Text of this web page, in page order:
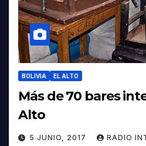
BOLIVIA EL ALTO
Más de 70 bares
Alto
5 JUNIO, 2017 RADIO